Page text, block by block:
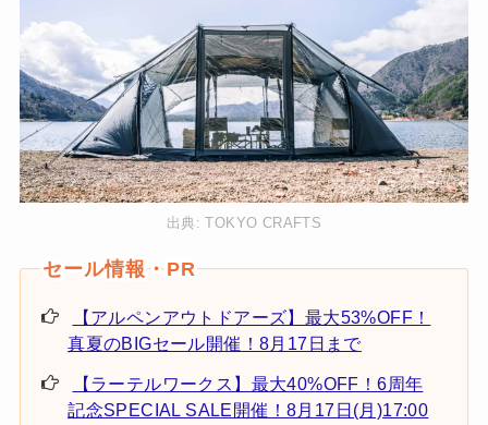
出典:TOKYO CRAFTS
【アルペンアウトドアーズ】最大53%OFF！
真夏のBIGセール開催！8月17日まで
【ラーテルワークス】最大40%OFF！6周年
記念SPECIAL SALE開催！8月17日(月)17:00